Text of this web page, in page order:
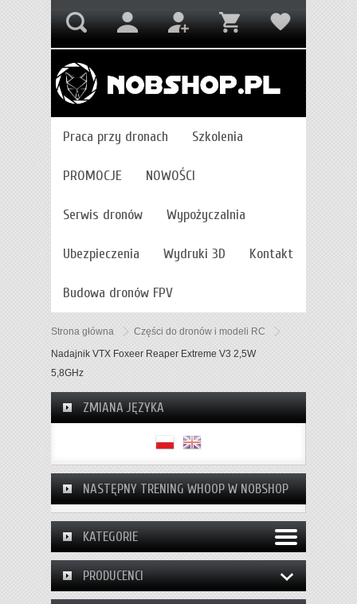
Praca przy dronach Szkolenia
PROMOCJE NOWOŚCI
Serwis dronów Wypożyczalnia
Ubezpieczenia Wydruki 3D Kontakt
Budowa dronów FPV
Strona główna
Części do dronów i modeli RC
Nadajnik VTX Foxeer Reaper Extreme V3 2,5W
5,8GHz
ZMIANA JĘZYKA
NASTĘPNY TRENING WHOOP W NOBSHOP
KATEGORIE
PRODUCENCI